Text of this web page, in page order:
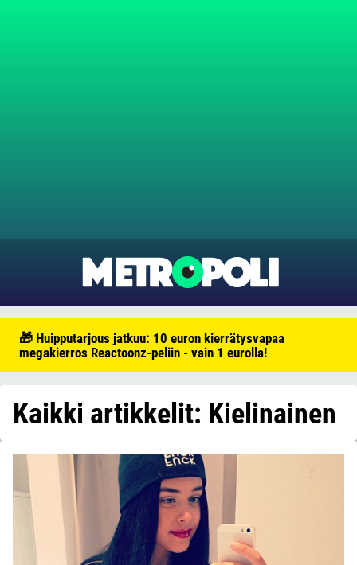
🎁 Huipputarjous jatkuu: 10 euron kierrätysvapaa
megakierros Reactoonz-peliin - vain 1 eurolla!
Kaikki artikkelit: Kielinainen